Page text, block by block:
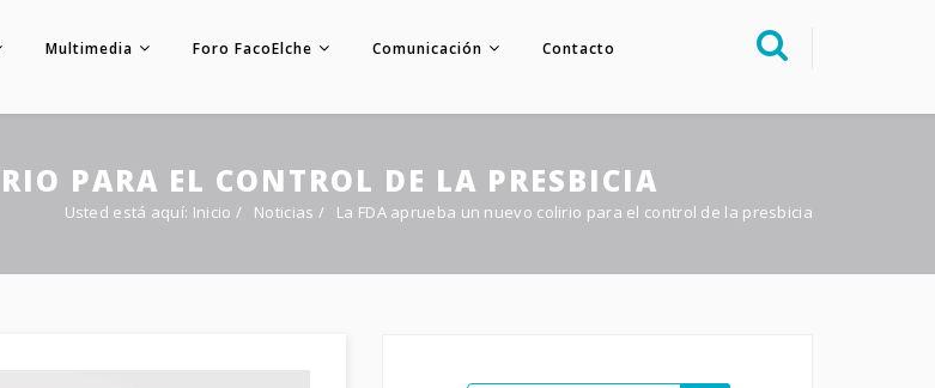
Multimedia Foro FacoElche Comunicación Contacto
Multimedia
PARA EL CONTROL DE LA PRESBICIA
Usted está aquí: Inicio / Noticias / La FDA aprueba un nuevo colirio para el control de la presbicia